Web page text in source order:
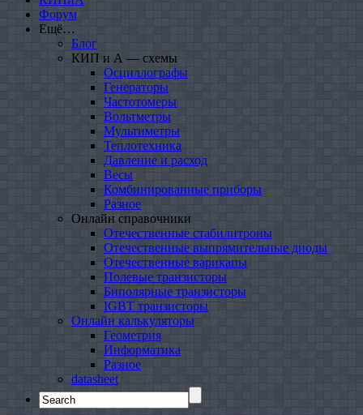
Форум
Ещё…
Блог
КИП и А — схемы
Осциллографы
Генераторы
Частотомеры
Вольтметры
Мультиметры
Теплотехника
Давление и расход
Весы
Комбинированные приборы
Разное
Онлайн справочники
Отечественные стабилитроны
Отечественные выпрямительные диоды
Отечественные варикапы
Полевые транзисторы
Биполярные транзисторы
IGBT транзисторы
Онлайн калькуляторы
Геометрия
Информатика
Разное
datasheet
Search
for: